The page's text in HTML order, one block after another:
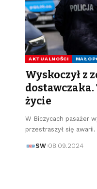
AKTUALNOŚCI
Wyskoczył z
życie
W Biczycach pasażer
przestraszył się
SW 08.09.2024